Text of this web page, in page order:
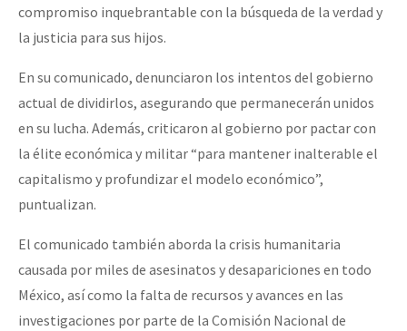
compromiso inquebrantable con la búsqueda de la verdad y
la justicia para sus hijos.
En su comunicado, denunciaron los intentos del gobierno
actual de dividirlos, asegurando que permanecerán unidos
en su lucha. Además, criticaron al gobierno por pactar con
la élite económica y militar “para mantener inalterable el
capitalismo y profundizar el modelo económico”,
puntualizan.
El comunicado también aborda la crisis humanitaria
causada por miles de asesinatos y desapariciones en todo
México, así como la falta de recursos y avances en las
investigaciones por parte de la Comisión Nacional de